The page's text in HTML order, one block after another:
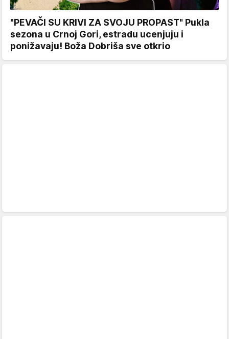
"PEVAČI SU KRIVI ZA SVOJU PROPAST" Pukla
sezona u Crnoj Gori, estradu ucenjuju i
ponižavaju! Boža Dobriša sve otkrio